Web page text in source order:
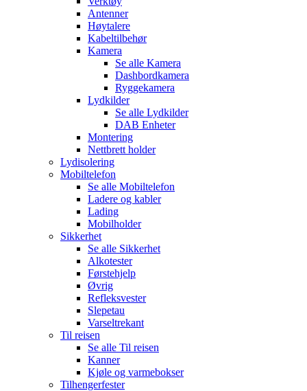
Antenner
Høytalere
Kabeltilbehør
Kamera
Se alle Kamera
Dashbordkamera
Ryggekamera
Lydkilder
Se alle Lydkilder
DAB Enheter
Montering
Nettbrett holder
Lydisolering
Mobiltelefon
Se alle Mobiltelefon
Ladere og kabler
Lading
Mobilholder
Sikkerhet
Se alle Sikkerhet
Alkotester
Førstehjelp
Øvrig
Refleksvester
Slepetau
Varseltrekant
Til reisen
Se alle Til reisen
Kanner
Kjøle og varmebokser
Tilhengerfester